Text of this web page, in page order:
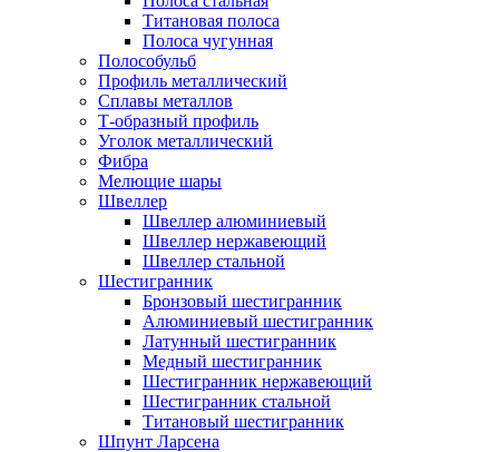
Титановая полоса
Полоса чугунная
Полособульб
Профиль металлический
Сплавы металлов
Т-образный профиль
Уголок металлический
Фибра
Мелющие шары
Швеллер
Швеллер алюминиевый
Швеллер нержавеющий
Швеллер стальной
Шестигранник
Бронзовый шестигранник
Алюминиевый шестигранник
Латунный шестигранник
Медный шестигранник
Шестигранник нержавеющий
Шестигранник стальной
Титановый шестигранник
Шпунт Ларсена